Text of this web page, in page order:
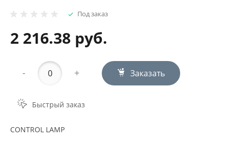
Под заказ
2 216.38 руб.
- + Заказать
Быстрый заказ
CONTROL LAMP